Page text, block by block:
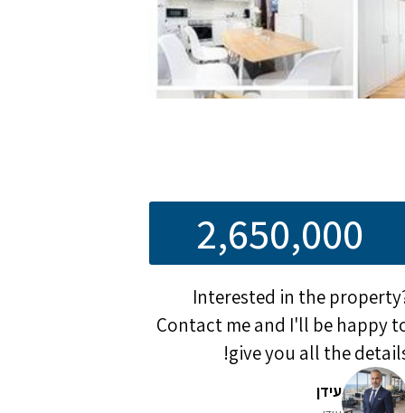
2,650,000
Interested in the
Contact me and I'll be happy
give you all the
עידן